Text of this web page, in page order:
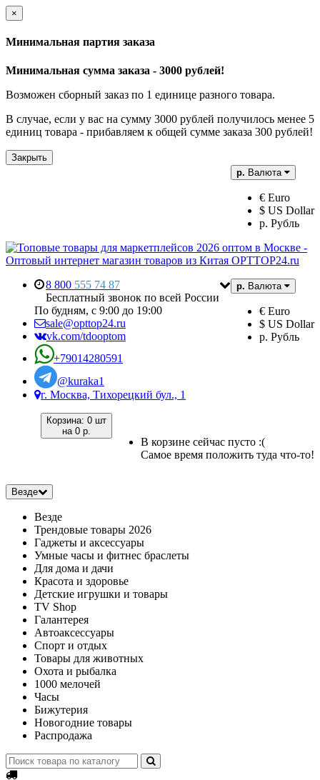
×
Минимальная партия заказа
Минимальная сумма заказа - 3000 рублей!
Возможен сборный заказ по 1 единице разного товара.
В случае, если у вас на сумму 3000 рублей получилось менее 5
единиц товара - прибавляем к общей сумме заказа 300 рублей!
Закрыть
р. Валюта
€ Euro
$ US Dollar
р. Рубль
р. Валюта
€ Euro
$ US Dollar
р. Рубль
8 800 555 74 87
Бесплатный звонок по всей России
По будням, с 9:00 до 19:00
sale@opttop24.ru
vk.com/tdooptom
+79014280591
@kuraka1
г. Москва, Тихорецкий бул., 1
Корзина: 0 шт
на 0 р.
В корзине сейчас пусто :(
Самое время положить туда что-то!
Везде
Везде
Трендовые товары 2026
Гаджеты и аксессуары
Умные часы и фитнес браслеты
Для дома и дачи
Красота и здоровье
Детские игрушки и товары
TV Shop
Галантерея
Автоаксессуары
Спорт и отдых
Товары для животных
Охота и рыбалка
1000 мелочей
Часы
Бижутерия
Новогодние товары
Распродажа